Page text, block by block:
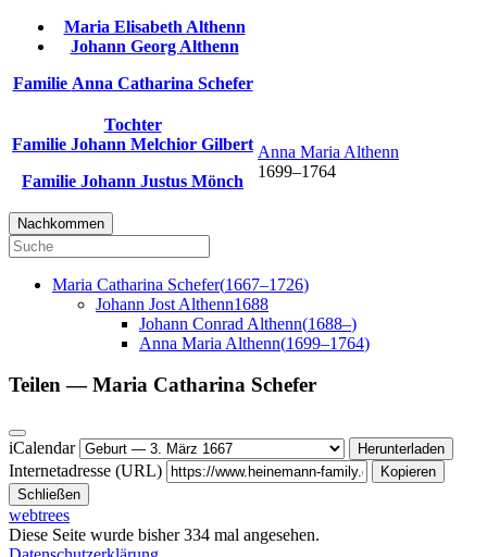
Maria Elisabeth Althenn
Johann Georg Althenn
Familie Anna Catharina Schefer
Tochter
Familie Johann Melchior Gilbert
Familie Johann Justus Mönch
Anna Maria Althenn
1699–1764
Nachkommen
Maria Catharina Schefer(1667–1726)
Johann Jost Althenn1688
Johann Conrad Althenn(1688–)
Anna Maria Althenn(1699–1764)
Teilen —Maria Catharina Schefer
iCalendar Herunterladen
Internetadresse (URL)
Kopieren
Schließen
webtrees
Diese Seite wurde bisher334 mal angesehen.